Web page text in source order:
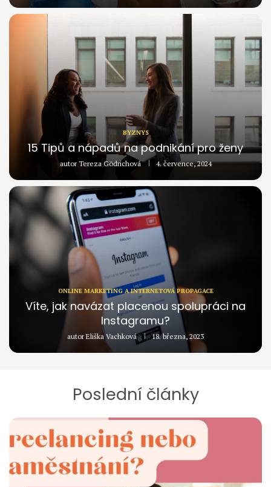
BYZNYS
15 Tipů a nápadů na podnikání pro ženy
autorTereza Gödrichová 4. července, 2024
ONLINE MARKETING A INTERNETOVÁ PROPAGACE
Víte, jak navázat placenou spolupráci na
Instagramu?
autorEliška Vachková 18. března, 2023
Poslední články